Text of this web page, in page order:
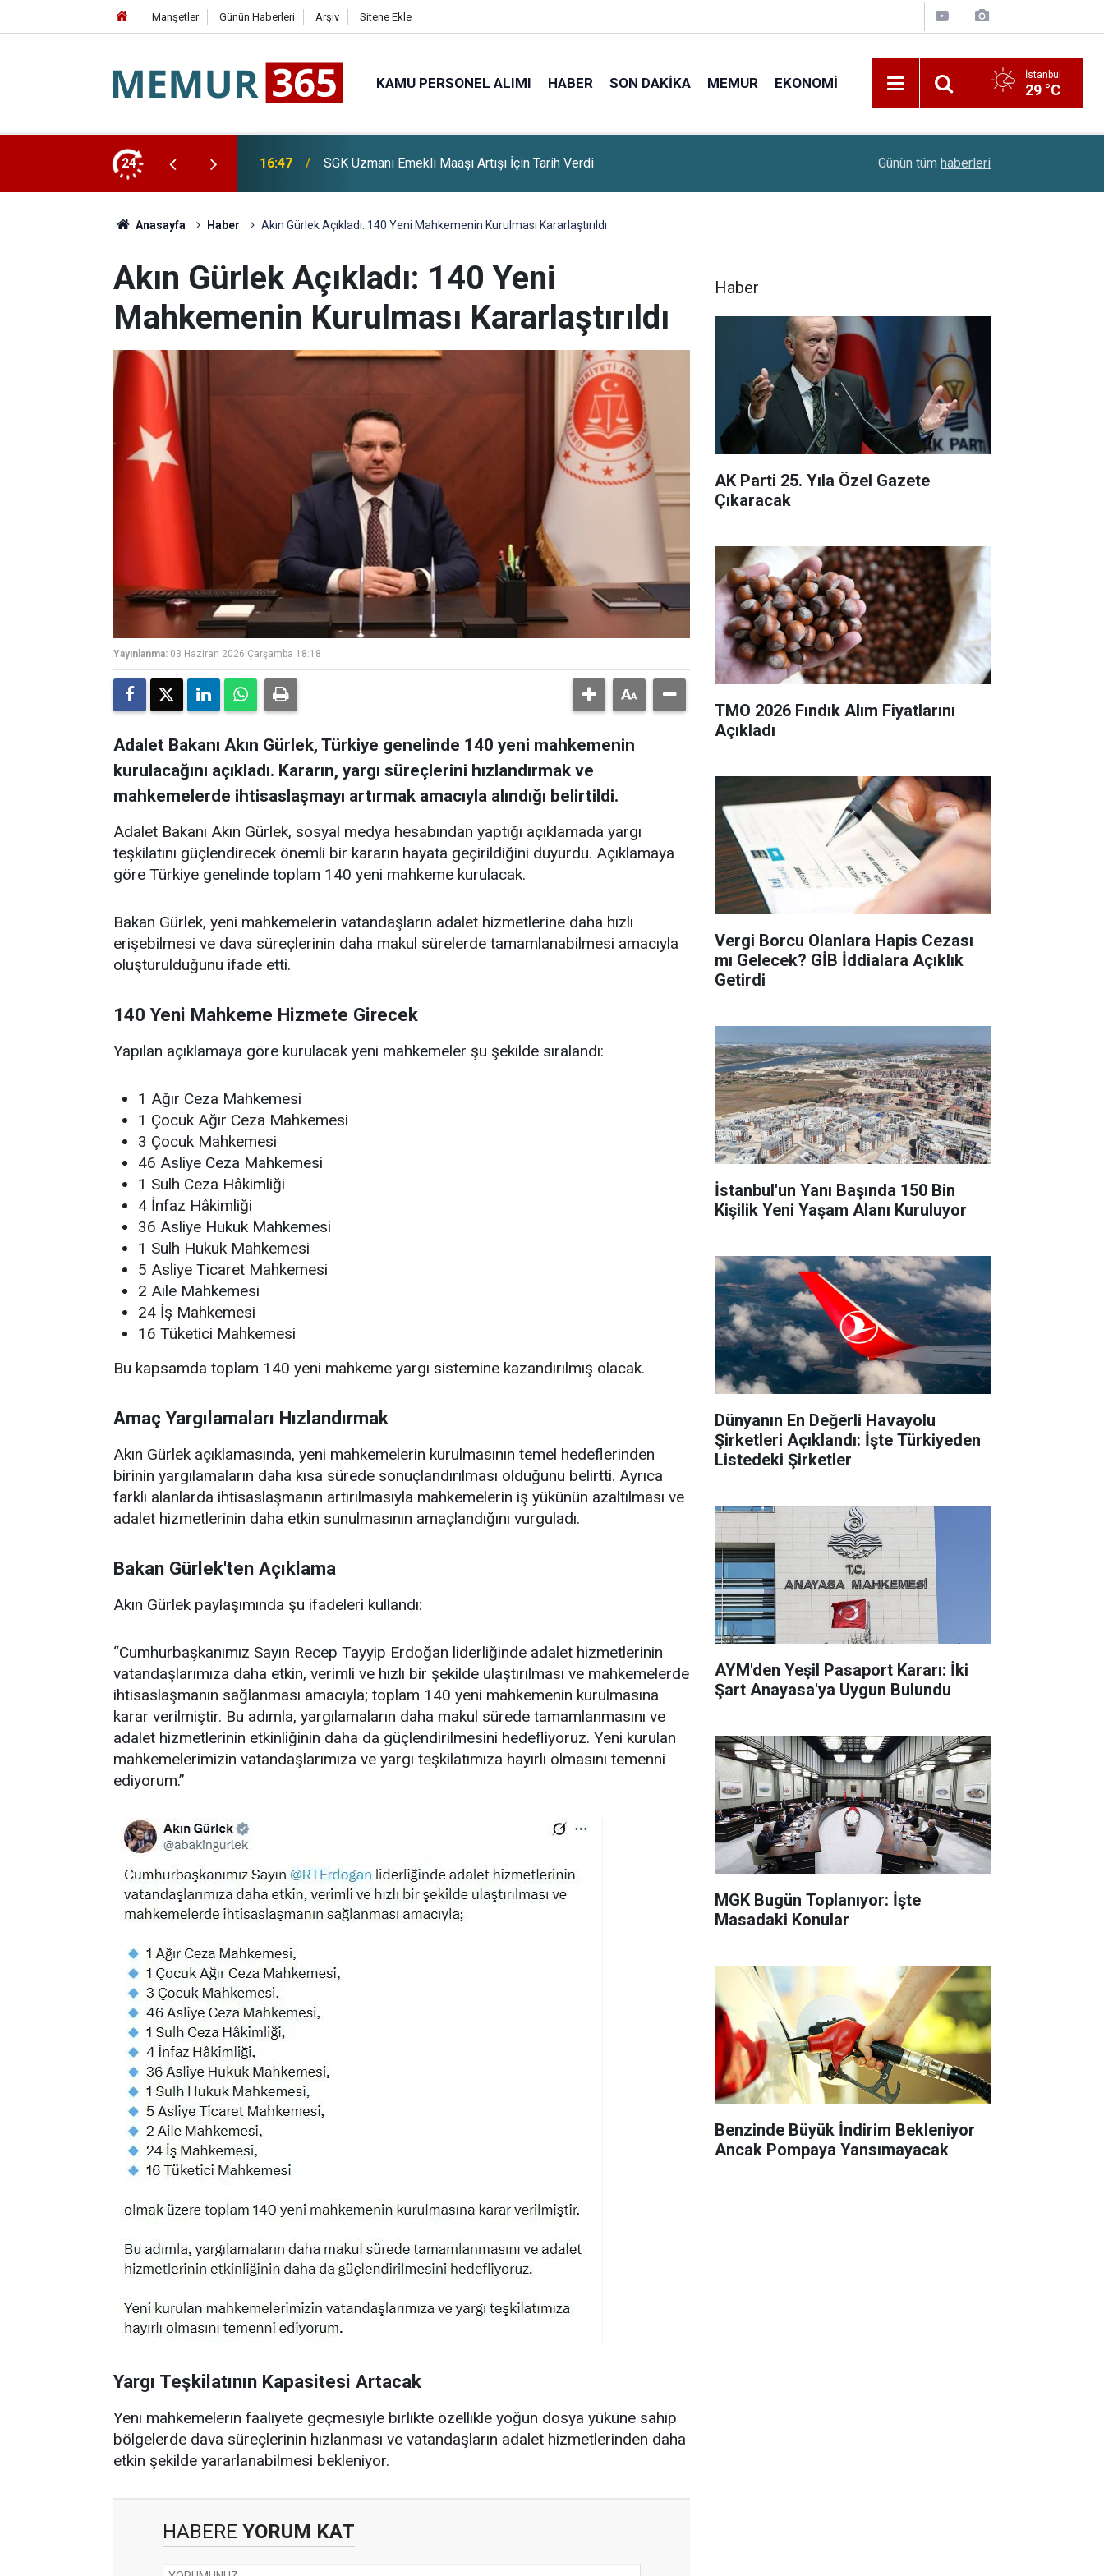
Manşetler Günün Haberleri Arşiv Sitene Ekle
KAMU PERSONEL ALIMI HABER SON DAKIKA MEMUR EKONOMI İstanbul
29 °C
24 16:20
İslam Memiş'ten Altın Yatırımcılarına Kritik Uyarı: Yarın Piyasalarda
Dalgalanma Yaşanabilir
TMO 2026 Fındık Alım Fiyatlarını Açıkladı
Günün tüm haberleri
Anasayfa Haber Akın Gürlek Açıkladı: 140 Yeni Mahkemenin Kurulması Kararlaştırıldı
Akın Gürlek Açıkladı: 140 Yeni
Mahkemenin Kurulması Kararlaştırıldı
Yayınlanma: 03 Haziran 2026 Çarşamba 18:18
Adalet Bakanı Akın Gürlek, Türkiye genelinde 140 yeni mahkemenin
kurulacağını açıkladı. Kararın, yargı süreçlerini hızlandırmak ve
mahkemelerde ihtisaslaşmayı artırmak amacıyla alındığı belirtildi.
Adalet Bakanı Akın Gürlek, sosyal medya hesabından yaptığı açıklamada yargı
teşkilatını güçlendirecek önemli bir kararın hayata geçirildiğini duyurdu. Açıklamaya
göre Türkiye genelinde toplam 140 yeni mahkeme kurulacak.
Bakan Gürlek, yeni mahkemelerin vatandaşların adalet hizmetlerine daha hızlı
erişebilmesi ve dava süreçlerinin daha makul sürelerde tamamlanabilmesi amacıyla
oluşturulduğunu ifade etti.
140 Yeni Mahkeme Hizmete Girecek
Yapılan açıklamaya göre kurulacak yeni mahkemeler şu şekilde sıralandı:
1 Ağır Ceza Mahkemesi
1 Çocuk Ağır Ceza Mahkemesi
3 Çocuk Mahkemesi
46 Asliye Ceza Mahkemesi
1 Sulh Ceza Hâkimliği
4 İnfaz Hâkimliği
36 Asliye Hukuk Mahkemesi
1 Sulh Hukuk Mahkemesi
5 Asliye Ticaret Mahkemesi
2 Aile Mahkemesi
24 İş Mahkemesi
16 Tüketici Mahkemesi
Bu kapsamda toplam 140 yeni mahkeme yargı sistemine kazandırılmış olacak.
Amaç Yargılamaları Hızlandırmak
Akın Gürlek açıklamasında, yeni mahkemelerin kurulmasının temel hedeflerinden
birinin yargılamaların daha kısa sürede sonuçlandırılması olduğunu belirtti. Ayrıca
farklı alanlarda ihtisaslaşmanın artırılmasıyla mahkemelerin iş yükünün azaltılması ve
adalet hizmetlerinin daha etkin sunulmasının amaçlandığını vurguladı.
Bakan Gürlek'ten Açıklama
Akın Gürlek paylaşımında şu ifadeleri kullandı:
“Cumhurbaşkanımız Sayın Recep Tayyip Erdoğan liderliğinde adalet hizmetlerinin
vatandaşlarımıza daha etkin, verimli ve hızlı bir şekilde ulaştırılması ve mahkemelerde
ihtisaslaşmanın sağlanması amacıyla; toplam 140 yeni mahkemenin kurulmasına
karar verilmiştir. Bu adımla, yargılamaların daha makul sürede tamamlanmasını ve
adalet hizmetlerinin etkinliğinin daha da güçlendirilmesini hedefliyoruz. Yeni kurulan
mahkemelerimizin vatandaşlarımıza ve yargı teşkilatımıza hayırlı olmasını temenni
ediyorum.”
Yargı Teşkilatının Kapasitesi Artacak
Yeni mahkemelerin faaliyete geçmesiyle birlikte özellikle yoğun dosya yüküne sahip
bölgelerde dava süreçlerinin hızlanması ve vatandaşların adalet hizmetlerinden daha
etkin şekilde yararlanabilmesi bekleniyor.
HABERE YORUM KAT
Haber
AK Parti 25. Yıla Özel Gazete
Çıkaracak
TMO 2026 Fındık Alım Fiyatlarını
Açıkladı
Vergi Borcu Olanlara Hapis Cezası
mı Gelecek? GİB İddialara Açıklık
Getirdi
İstanbul'un Yanı Başında 150 Bin
Kişilik Yeni Yaşam Alanı Kuruluyor
Dünyanın En Değerli Havayolu
Şirketleri Açıklandı: İşte Türkiyeden
Listedeki Şirketler
AYM'den Yeşil Pasaport Kararı: İki
Şart Anayasa'ya Uygun Bulundu
MGK Bugün Toplanıyor: İşte
Masadaki Konular
Benzinde Büyük İndirim Bekleniyor
Ancak Pompaya Yansımayacak